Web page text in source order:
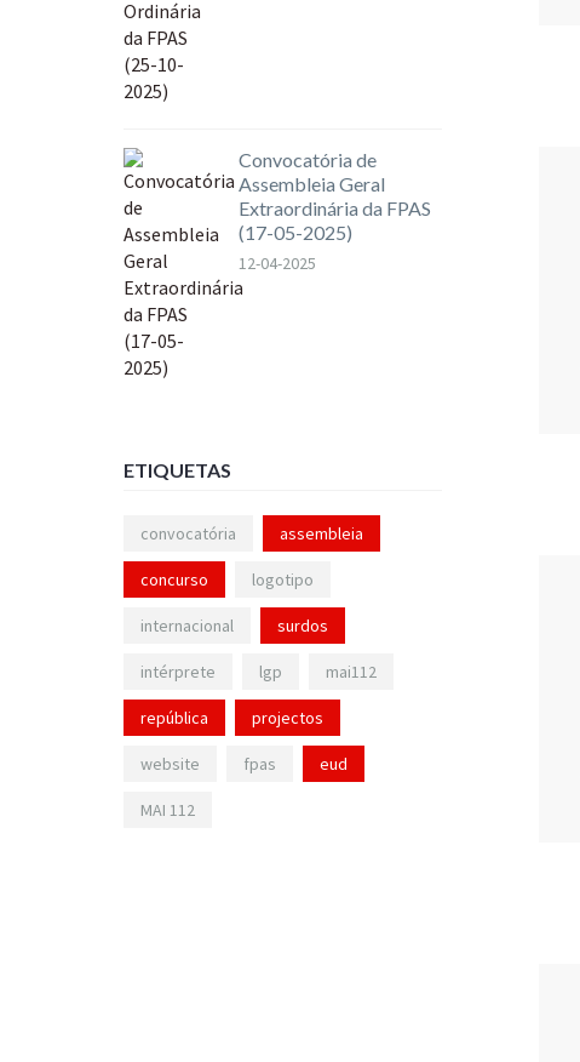
Convocatória de
Assembleia Geral
Extraordinária da FPAS
(17-05-2025)
12-04-2025
ETIQUETAS
convocatória assembleia
concurso logotipo
internacional surdos
intérprete lgp mai112
república projectos
website fpas eud
MAI 112